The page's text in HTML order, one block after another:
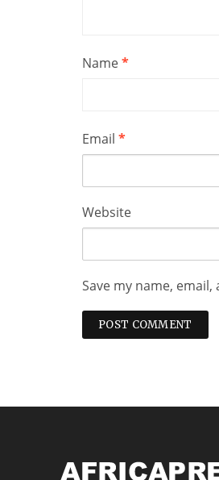
Name*
Email *
Website
Save my name,